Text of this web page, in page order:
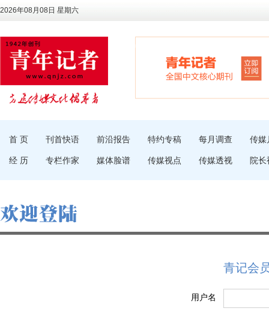
2026年08月08日 星期六
首 页 刊首快语 前沿报告 特约专稿 每月调查 传媒
经 历 专栏作家 媒体脸谱 传媒视点 传媒透视 院长
青记会
用户名